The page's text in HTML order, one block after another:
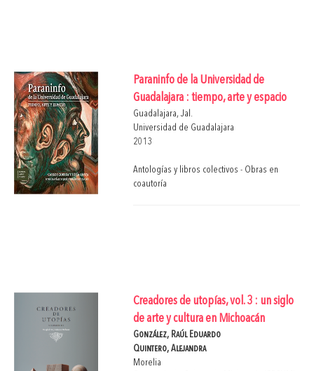
Paraninfo de la Universidad de
Guadalajara : tiempo, arte y espacio
Guadalajara, Jal.
Universidad de Guadalajara
2013
Antologías y libros colectivos - Obras en
coautoría
Creadores de utopías, vol. 3 : un siglo
de arte y cultura en Michoacán
González, Raúl Eduardo
Quintero, Alejandra
Morelia